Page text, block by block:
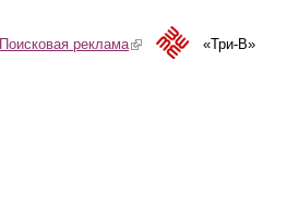
Поисковая реклама(link is external)«Три-В»